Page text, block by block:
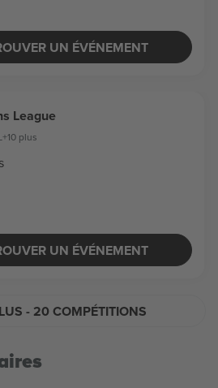
UN ÉVÉNEMENT
League
+10 plus
UN ÉVÉNEMENT
- 20 COMPÉTITIONS